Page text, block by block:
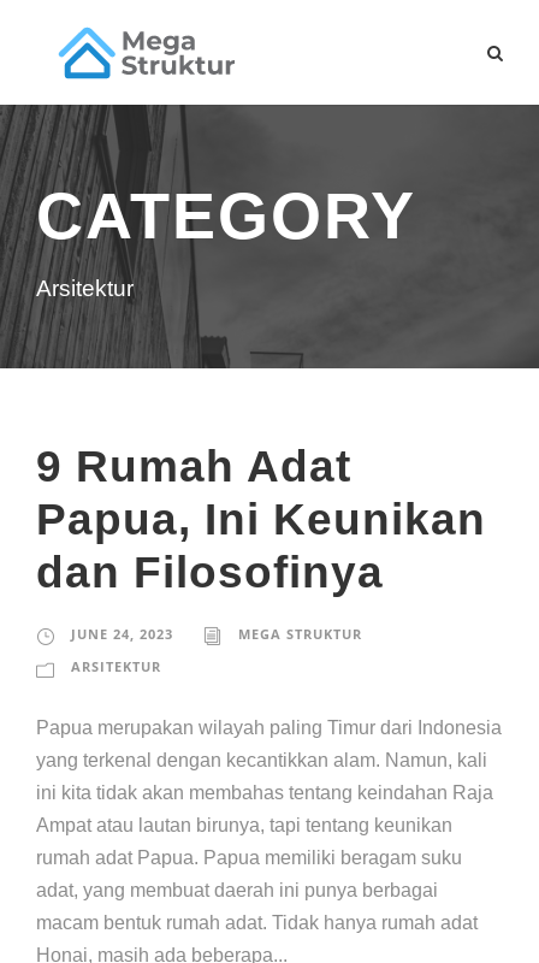
CATEGORY
Arsitektur
9 Rumah Adat
Papua, Ini Keunikan
dan Filosofinya
JUNE 24, 2023
MEGA STRUKTUR
ARSITEKTUR
Papua merupakan wilayah paling Timur dari Indonesia
yang terkenal dengan kecantikkan alam. Namun, kali
ini kita tidak akan membahas tentang keindahan Raja
Ampat atau lautan birunya, tapi tentang keunikan
rumah adat Papua. Papua memiliki beragam suku
adat, yang membuat daerah ini punya berbagai
macam bentuk rumah adat. Tidak hanya rumah adat
Honai, masih ada beberapa...